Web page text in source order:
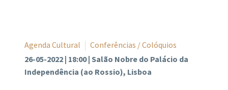
Agenda Cultural
Conferências / Colóquios
26-05-2022 | 18:00 | Salão Nobre do Palácio da
Independência (ao Rossio), Lisboa